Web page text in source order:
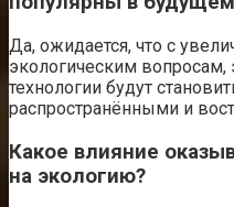
Да, ожидается, что с
экологическим
технологии будут
распространёнными и
Какое влияние
на экологию?